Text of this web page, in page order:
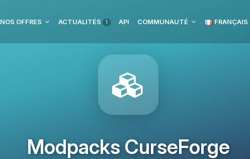
NOS OFFRES ACTUALITÉS 1 API COMMUNAUTÉ FRANÇAIS
Modpacks CurseForge